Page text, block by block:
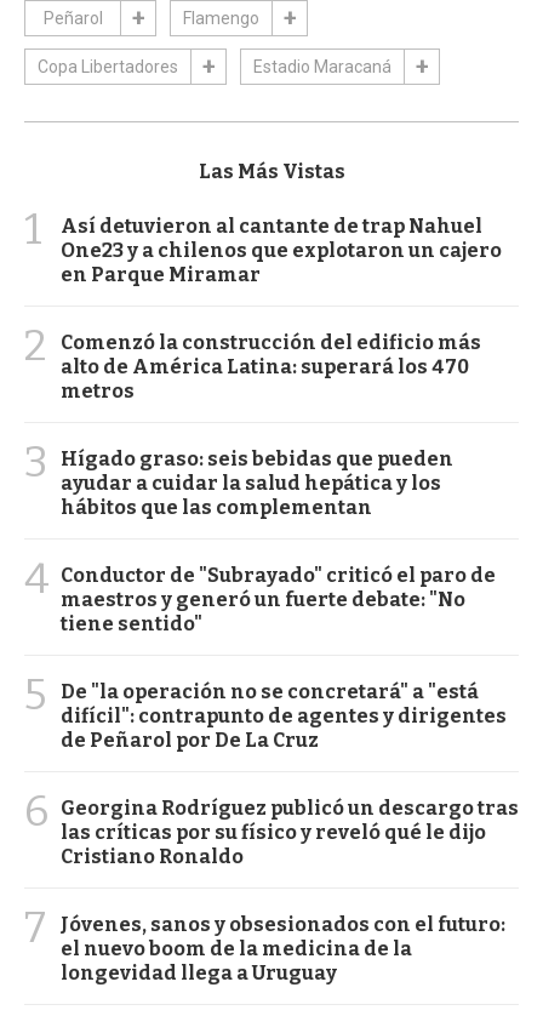
Peñarol Flamengo
Copa Libertadores Estadio Maracaná
Las Más Vistas
1
Así detuvieron al cantante de trap Nahuel
One23 y a chilenos que explotaron un cajero
en Parque Miramar
2
Comenzó la construcción del edificio más
alto de América Latina: superará los 470
metros
3
Hígado graso: seis bebidas que pueden
ayudar a cuidar la salud hepática y los
hábitos que las complementan
4 Conductor de "Subrayado" criticó el paro de
maestros y generó un fuerte debate: "No
tiene sentido"
5
De "la operación no se concretará" a "está
difícil": contrapunto de agentes y dirigentes
de Peñarol por De La Cruz
6
Georgina Rodríguez publicó un descargo tras
las críticas por su físico y reveló qué le dijo
Cristiano Ronaldo
7
Jóvenes, sanos y obsesionados con el futuro:
el nuevo boom de la medicina de la
longevidad llega a Uruguay